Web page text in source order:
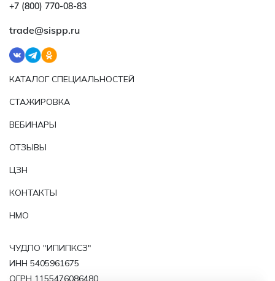
+7 (800) 770‑08‑83
trade@sispp.ru
КАТАЛОГ СПЕЦИАЛЬНОСТЕЙ
СТАЖИРОВКА
ВЕБИНАРЫ
ОТЗЫВЫ
ЦЗН
КОНТАКТЫ
НМО
ЧУДПО "ИПИПКСЗ"
ИНН 5405961675
ОГРН 1155476086480